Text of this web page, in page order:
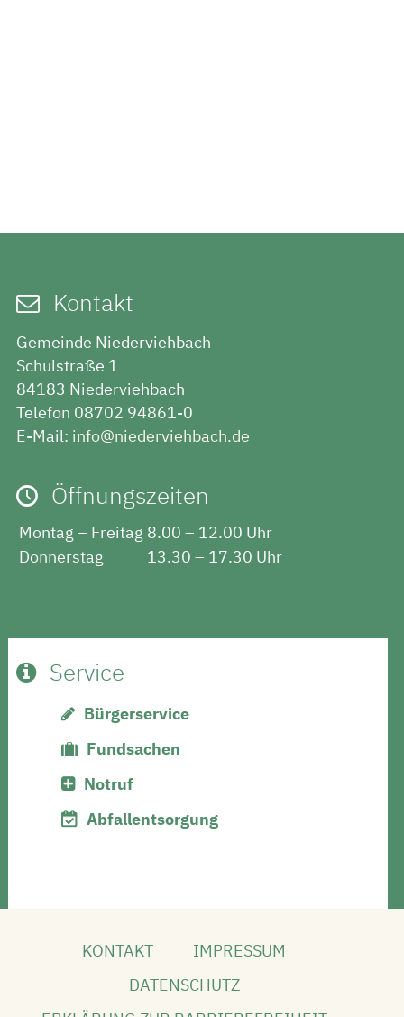
Kontakt
Gemeinde Niederviehbach
Schulstraße 1
84183 Niederviehbach
Telefon 08702 94861-0
E-Mail: info@niederviehbach.de
Öffnungszeiten
Montag – Freitag 8.00 – 12.00 Uhr
Donnerstag
13.30 – 17.30 Uhr
Service
Bürgerservice
Fundsachen
Notruf
Abfallentsorgung
KONTAKT
IMPRESSUM
DATENSCHUTZ